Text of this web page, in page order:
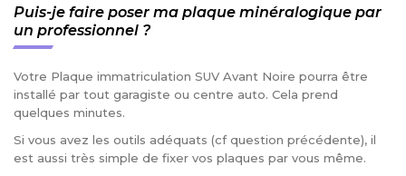
Puis-je faire poser ma plaque minéralogique par
un professionnel ?
Votre Plaque immatriculation SUV Avant Noire pourra être
installé par tout garagiste ou centre auto. Cela prend
quelques minutes.
Si vous avez les outils adéquats (cf question précédente), il
est aussi très simple de fixer vos plaques par vous même.